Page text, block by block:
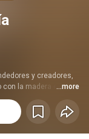
y creadores,
con la madera en un
quienes buscan ir
de ganarse la
...more